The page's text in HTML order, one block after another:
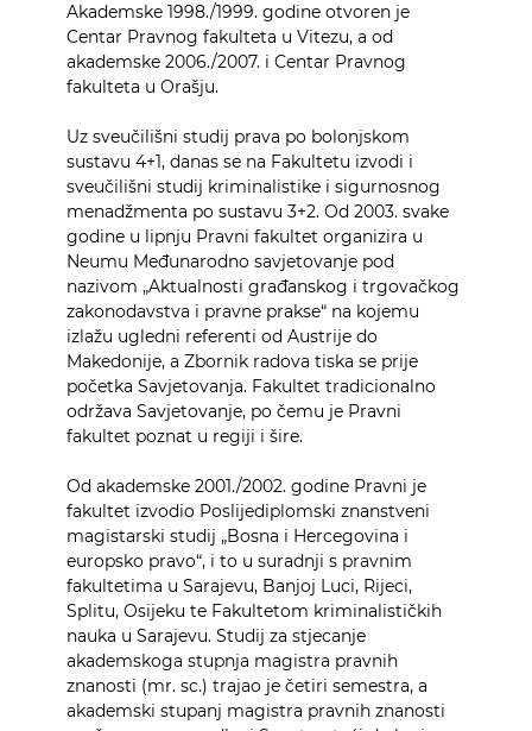
Akademske 1998./1999. godine otvoren je
Centar Pravnog fakulteta u Vitezu, a od
akademske 2006./2007. i Centar Pravnog
fakulteta u Orašju.
Uz sveučilišni studij prava po bolonjskom
sustavu 4+1, danas se na Fakultetu izvodi i
sveučilišni studij kriminalistike i sigurnosnog
menadžmenta po sustavu 3+2. Od 2003. svake
godine u lipnju Pravni fakultet organizira u
Neumu Međunarodno savjetovanje pod
nazivom „Aktualnosti građanskog i trgovačkog
zakonodavstva i pravne prakse“ na kojemu
izlažu ugledni referenti od Austrije do
Makedonije, a Zbornik radova tiska se prije
početka Savjetovanja. Fakultet tradicionalno
održava Savjetovanje, po čemu je Pravni
fakultet poznat u regiji i šire.
Od akademske 2001./2002. godine Pravni je
fakultet izvodio Poslijediplomski znanstveni
magistarski studij „Bosna i Hercegovina i
europsko pravo“, i to u suradnji s pravnim
fakultetima u Sarajevu, Banjoj Luci, Rijeci,
Splitu, Osijeku te Fakultetom kriminalističkih
nauka u Sarajevu. Studij za stjecanje
akademskoga stupnja magistra pravnih
znanosti (mr. sc.) trajao je četiri semestra, a
akademski stupanj magistra pravnih znanosti